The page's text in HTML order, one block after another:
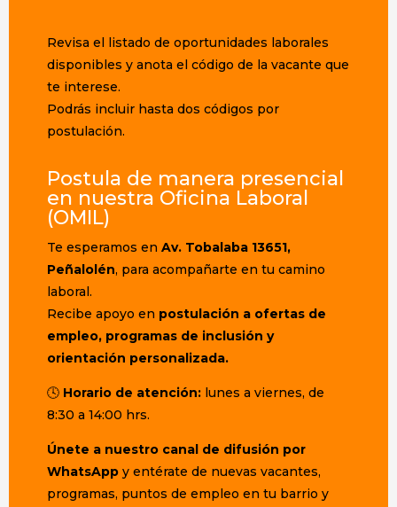
Revisa el listado de oportunidades laborales
disponibles y anota el código de la vacante que
te interese.
Podrás incluir hasta dos códigos por
postulación.
Postula de manera presencial
en nuestra Oficina Laboral
(OMIL)
Te esperamos en Av. Tobalaba 13651,
Peñalolén, para acompañarte en tu camino
laboral.
Recibe apoyo en postulación a ofertas de
empleo, programas de inclusión y
orientación personalizada.
🕓 Horario de atención: lunes a viernes, de
8:30 a 14:00 hrs.
Únete a nuestro canal de difusión por
WhatsApp y entérate de nuevas vacantes,
programas, puntos de empleo en tu barrio y